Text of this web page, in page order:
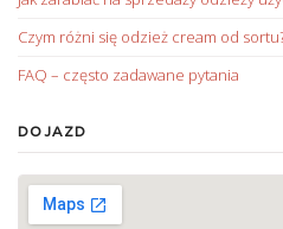
Czym różni się odzież cream od
FAQ – często zadawane pytania
DOJAZD